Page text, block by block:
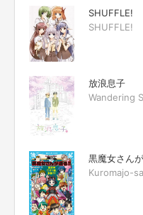
SHUFFLE!
SHUFFLE!
放浪息子
Wandering
黒魔女さん
Kuromajo-